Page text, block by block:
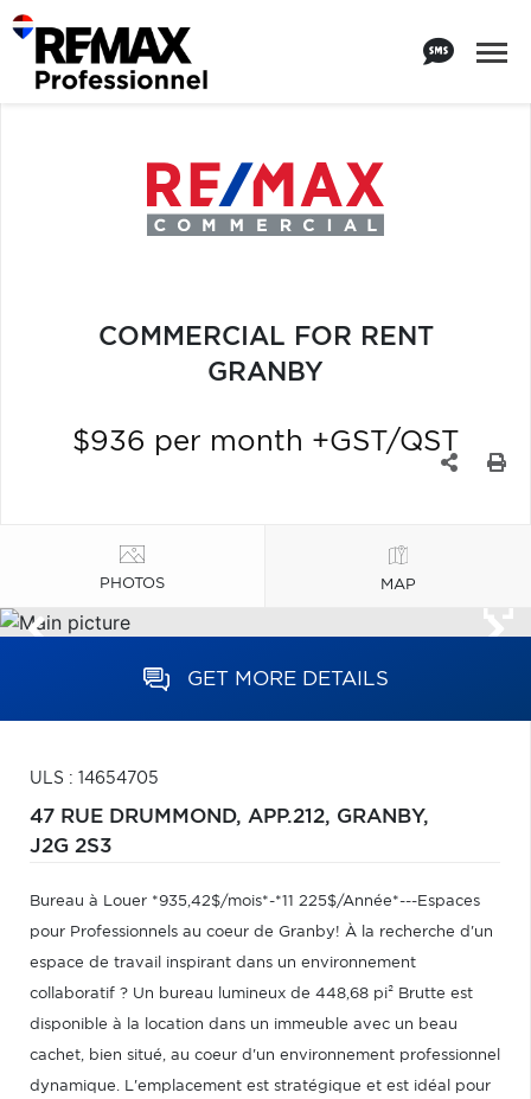
COMMERCIAL FOR RENT
GRANBY
$936 per month +GST/QST
PHOTOS MAP
GET MORE DETAILS
ULS : 14654705
47 RUE DRUMMOND, APP.212, GRANBY,
J2G 2S3
Bureau à Louer *935,42$/mois*-*11 225$/Année*---Espaces
pour Professionnels au coeur de Granby! À la recherche d'un
espace de travail inspirant dans un environnement
collaboratif ? Un bureau lumineux de 448,68 pi² Brutte est
disponible à la location dans un immeuble avec un beau
cachet, bien situé, au coeur d'un environnement professionnel
dynamique. L'emplacement est stratégique et est idéal pour